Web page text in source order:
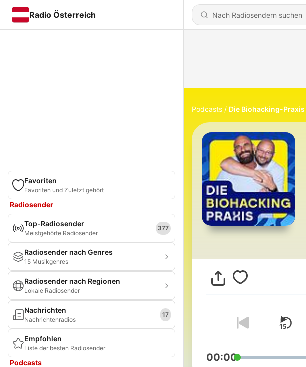
Radio Österreich
Favoriten
Favoriten und Zuletzt gehört
Radiosender
Top-Radiosender
Meistgehörte Radiosender
377
Radiosender nach Genres
15 Musikgenres
Radiosender nach Regionen
Lokale Radiosender
Nachrichten
Nachrichtenradios
17
Empfohlen
Liste der besten Radiosender
Podcasts
Podcasts Die Biohacking-Praxis
00:00